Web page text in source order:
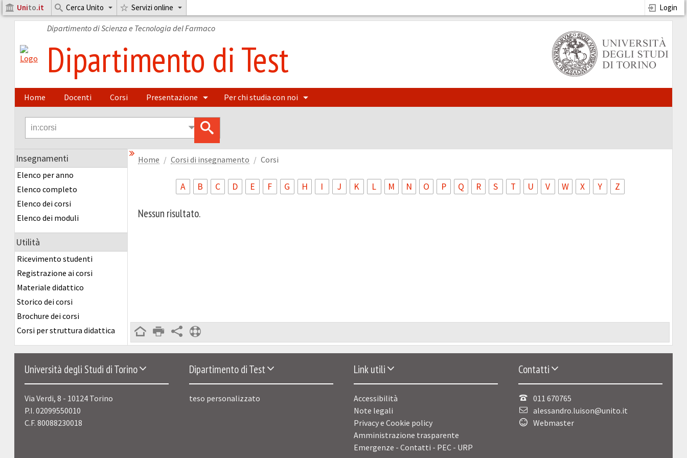
Unito.it Cerca Unito Servizi online Login
Dipartimento di Scienza e Tecnologia del Farmaco
Dipartimento di Test
Home Docenti Corsi Presentazione Per chi studia con noi
Insegnamenti
Elenco per anno
Elenco completo
Elenco dei corsi
Elenco dei moduli
Utilità
Ricevimento studenti
Registrazione ai corsi
Materiale didattico
Storico dei corsi
Brochure dei corsi
Corsi per struttura didattica
Home Corsi di insegnamento Corsi
A B C D E F G H I J K L M N O P Q R S T U V W X Y Z
Nessun risultato.
Università degli Studi di Torino
Via Verdi, 8 - 10124 Torino
P.I. 02099550010
C.F. 80088230018
Dipartimento di Test
teso personalizzato
Link utili
Accessibilità
Note legali
Privacy e Cookie policy
Amministrazione trasparente
Emergenze - Contatti - PEC - URP
Contatti
011 670765
alessandro.luison@unito.it
Webmaster